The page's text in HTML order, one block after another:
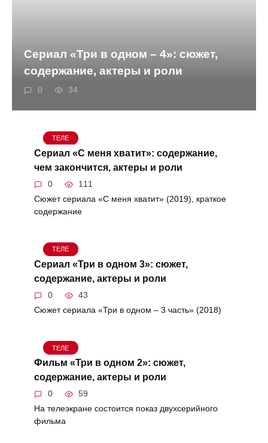
Сериал «Три в одном – 4»: сюжет,
содержание, актеры и роли
0 34
ТЕЛЕ
Сериал «С меня хватит»: содержание,
чем закончится, актеры и роли
0 111
Сюжет сериала «С меня хватит» (2019), краткое
содержание
ТЕЛЕ
Сериал «Три в одном 3»: сюжет,
содержание, актеры и роли
0 43
Сюжет сериала «Три в одном – 3 часть» (2018)
ТЕЛЕ
Фильм «Три в одном 2»: сюжет,
содержание, актеры и роли
0 59
На телеэкране состоится показ двухсерийного
фильма